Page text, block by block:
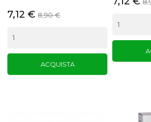
7,12 € 8,90 €
ACQUISTA